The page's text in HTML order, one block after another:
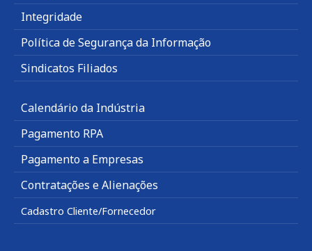
Integridade
Política de Segurança da Informação
Sindicatos Filiados
Calendário da Indústria
Pagamento RPA
Pagamento a Empresas
Contratações e Alienações
Cadastro Cliente/Fornecedor